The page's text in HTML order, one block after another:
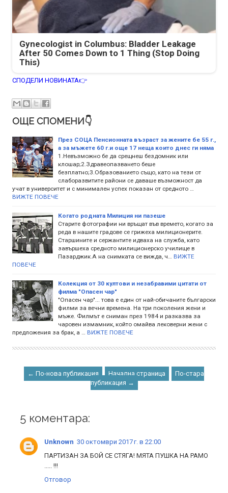
Gynecologist in Columbus: Bladder Leakage
After 50 Comes Down to 1 Thing (Stop Doing
This)
СПОДЕЛИ НОВИНАТА👉
ОЩЕ СПОМЕНИ👇
През СОЦА Пенсионната възраст за жените бе 55 г.,
а за мъжете 60 г.и още 17 неща които днес ги няма
1.Невъзможно бе да срещнеш бездомник или
клошар;2.Здравеопазването беше
безплатно;3.Образованието също, като на тези от
слаборазвитите райони се даваше възможност да
учат в университет и с минимален успех показан от средното …
ВИЖТЕ ПОВЕЧЕ
Когато родната Милиция ни пазеше
Старите фотографии ни връщат във времето, когато за
реда в нашите градове се грижеха милиционерите.
Старшините и сержантите идваха на служба, като
завършеха средното милиционерско училище в
Пазарджик.А на снимката се вижда, ч…
ВИЖТЕ
ПОВЕЧЕ
Колекция от 30 култови и незабравими цитати от
филма "Опасен чар"
"Опасен чар"... това е един от най-обичаните български
филми за вечни времена. На три поколения жени и
мъже. Филмът е сниман през 1984 и разказва за
чаровен измамник, който омайва лековерни жени с
предложения за брак, а …
ВИЖТЕ ПОВЕЧЕ
← По-нова публикация Начална страница
По-стара
публикация →
5 коментара:
Unknown 30 октомври 2017 г. в 22:00
ПАРТИЗАН ЗА БОЙ СЕ СТЯГА! МЯТА ПУШКА НА РАМО
..... !!!
Отговор